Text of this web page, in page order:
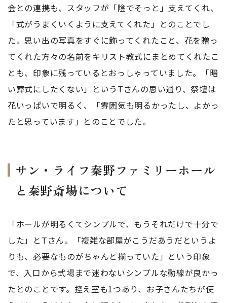
会との連携も、スタッフが「陰でそっと」支えてくれ、
「式がうまくいくように支えてくれた」とのことでし
た。思い出の写真をすぐに飾ってくれたこと、花を贈っ
てくれた方々の名前をキリスト教式にまとめてくれたこ
とも、印象に残っているとおっしゃっていました。「暗
い葬式にしたくない」というTさんの思い通り、祭壇は
花いっぱいで明るく、「雰囲気も明るかったし、よかっ
たと思っています」とのことでした。
サン・ライフ秦野ファミリーホール
と秦野斎場について
「ホールが明るくてシンプルで、もうそれだけで十分で
した」とTさん。「複雑な部屋がこうだあうだというよ
りも、必要なものがちゃんと揃っていた」という印象
で、入口から式場まで迷わないシンプルな動線が良かっ
たとのことです。控え室も1つあり、お子さんたちが使